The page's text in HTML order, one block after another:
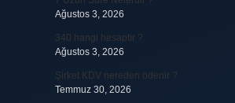
Ağustos 3, 2026
340 hangi hesaptır ?
Ağustos 3, 2026
Şirket KDV nereden ödenir ?
Temmuz 30, 2026